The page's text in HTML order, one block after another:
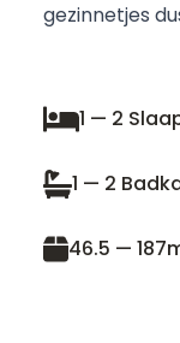
gezinnetjes
1 — 2
1 — 2
46.5 —